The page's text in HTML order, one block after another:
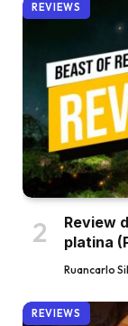
REVIEWS
Review
platina
Ruancarlo
REVIEWS